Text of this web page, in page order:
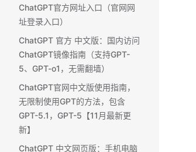
ChatGPT官方网址入口（官网网
址登录入口）
ChatGPT 官方 中文版：国内访问
ChatGPT镜像指南（支持GPT-
5、GPT-o1，无需翻墙）
ChatGPT官网中文版使用指南，
无限制使用GPT的方法，包含
GPT-5.1，GPT-5【11月最新更
新】
ChatGPT 中文网页版：手机电脑